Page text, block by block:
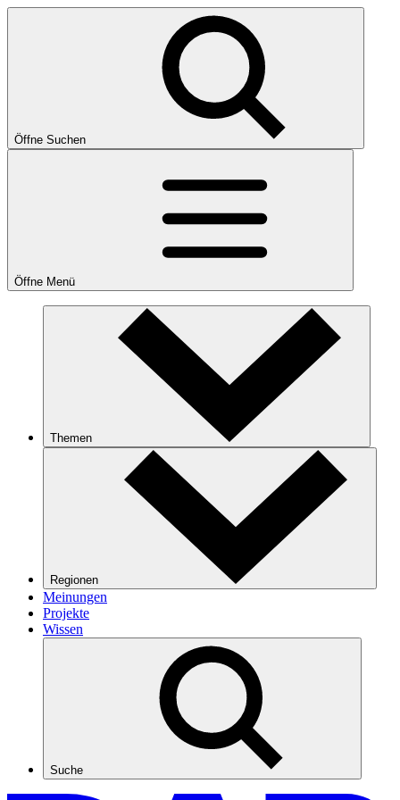
Öffne Suchen
Öffne Menü
Themen
Regionen
Meinungen
Projekte
Wissen
Suche